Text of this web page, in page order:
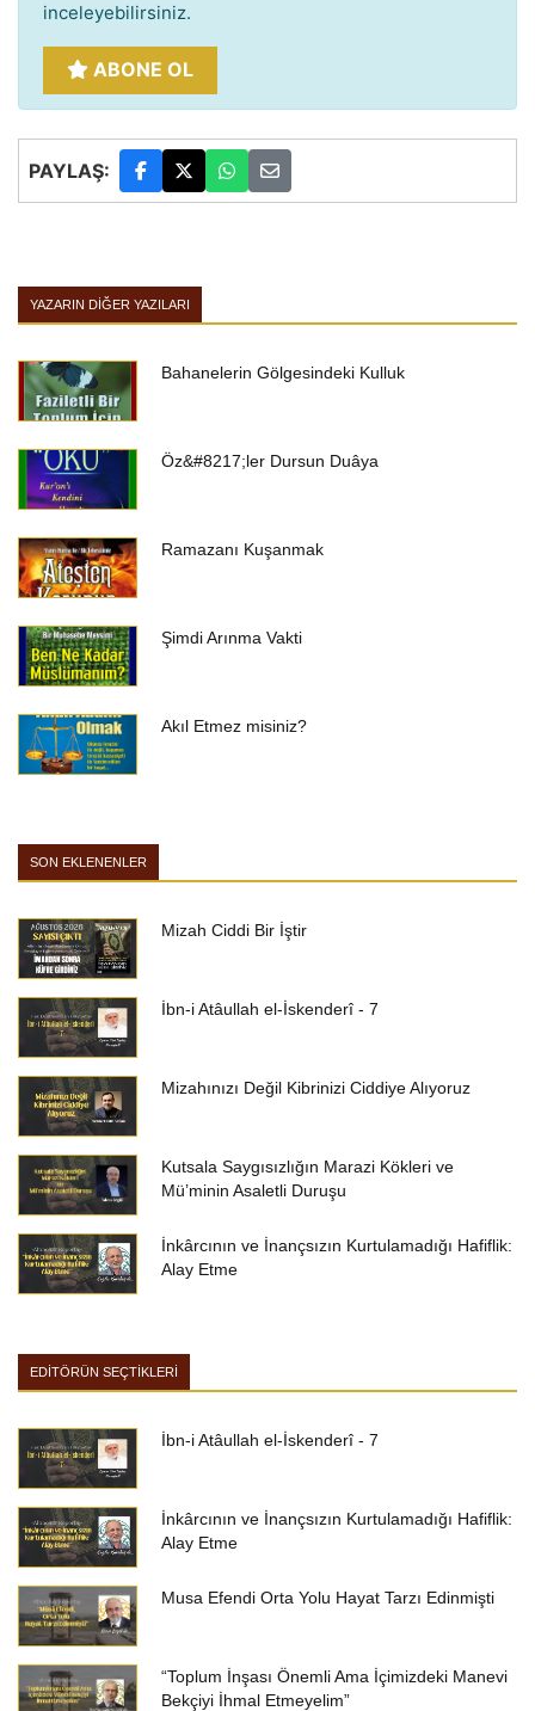
inceleyebilirsiniz.
ABONE OL
PAYLAŞ:
YAZARIN DIĞER YAZILARI
Bahanelerin Gölgesindeki Kulluk
Öz&#8217;ler Dursun Duâya
Ramazanı Kuşanmak
Şimdi Arınma Vakti
Akıl Etmez misiniz?
SON EKLENENLER
Mizah Ciddi Bir İştir
İbn-i Atâullah el-İskenderî - 7
Mizahınızı Değil Kibrinizi Ciddiye Alıyoruz
Kutsala Saygısızlığın Marazi Kökleri ve
Mü’minin Asaletli Duruşu
İnkârcının ve İnançsızın Kurtulamadığı Hafiflik:
Alay Etme
EDİTÖRÜN SEÇTİKLERİ
İbn-i Atâullah el-İskenderî - 7
İnkârcının ve İnançsızın Kurtulamadığı Hafiflik:
Alay Etme
Musa Efendi Orta Yolu Hayat Tarzı Edinmişti
“Toplum İnşası Önemli Ama İçimizdeki Manevi
Bekçiyi İhmal Etmeyelim”